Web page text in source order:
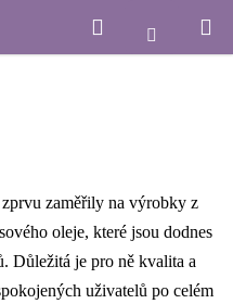
Nákupní
košík
zaměřily na výrobky z
oleje, které jsou dodnes
Důležitá je pro ně kvalita a
uživatelů po celém